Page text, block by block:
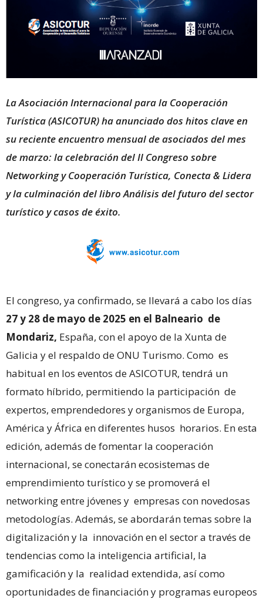
La Asociación Internacional para la Cooperación
Turística (ASICOTUR) ha anunciado dos hitos clave en
su reciente encuentro mensual de asociados del mes
de marzo: la celebración del II Congreso sobre
Networking y Cooperación Turística, Conecta & Lidera
y la culminación del libro Análisis del futuro del sector
turístico y casos de éxito.
El congreso, ya confirmado, se llevará a cabo los días
27 y 28 de mayo de 2025 en el Balneario de
Mondariz, España, con el apoyo de la Xunta de
Galicia y el respaldo de ONU Turismo. Como es
habitual en los eventos de ASICOTUR, tendrá un
formato híbrido, permitiendo la participación de
expertos, emprendedores y organismos de Europa,
América y África en diferentes husos horarios. En esta
edición, además de fomentar la cooperación
internacional, se conectarán ecosistemas de
emprendimiento turístico y se promoverá el
networking entre jóvenes y empresas con novedosas
metodologías. Además, se abordarán temas sobre la
digitalización y la innovación en el sector a través de
tendencias como la inteligencia artificial, la
gamificación y la realidad extendida, así como
oportunidades de financiación y programas europeos